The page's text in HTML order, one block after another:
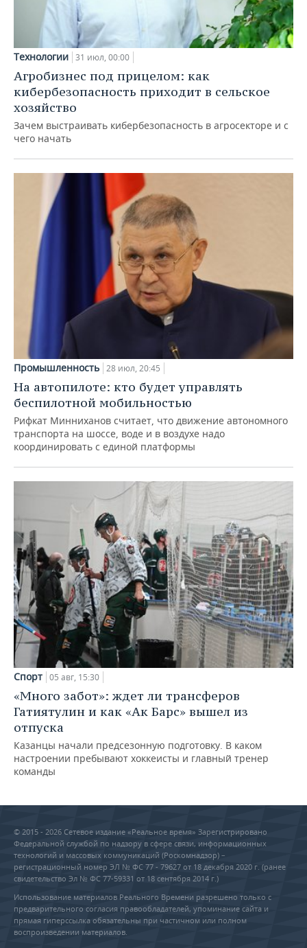
Технологии 31 июл, 00:00
Агробизнес под прицелом: как
кибербезопасность приходит в сельское
хозяйство
Зачем выстраивать кибербезопасность в агросекторе и с
чего начать
Промышленность 28 июл, 20:45
На автопилоте: кто будет управлять
беспилотной мобильностью
Рифкат Минниханов считает, что движение автономного
транспорта на шоссе, воде и в воздухе надо
координировать с единой платформы
Спорт 05 авг, 15:30
«Много забот»: ждет ли трансферов
Гатиятулин и как «Ак Барс» вышел из
отпуска
Казанцы начали предсезонную подготовку. В каком
настроении пребывают хоккеисты и главный тренер
команды
© 2015 - 2026 Сетевое издание «Реальное время» Зарегистрировано
Федеральной службой по надзору в сфере связи, информационных
технологий и массовых коммуникаций (Роскомнадзор) –
регистрационный номер ЭЛ № ФС 77 - 79627 от 18 декабря 2020 г. (ранее
свидетельство Эл № ФС 77-59331 от 18 сентября 2014 г.)
Использование материалов Реального Времени разрешено только с
предварительного согласия правообладателей, упоминание сайта и
прямая гиперссылка обязательны при частичном или полном
воспроизведении материалов.